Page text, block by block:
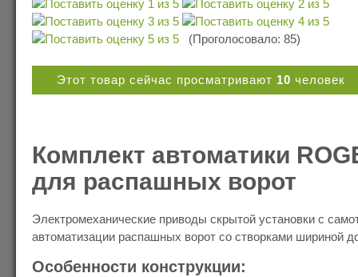
(Проголосовало: 85)
Этот товар сейчас просматривают 10 человек
Комплект автоматики
для распашных ворот
Электромеханические приводы скрытой установки с
автоматизации распашных ворот со створками шириной
Особенности конструкции: